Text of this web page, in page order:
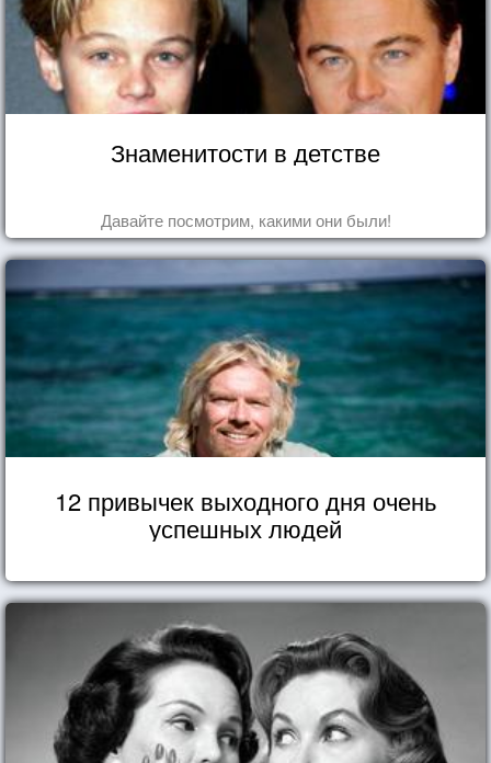
Знаменитости в детстве
Давайте посмотрим, какими они были!
12 привычек выходного дня очень
успешных людей